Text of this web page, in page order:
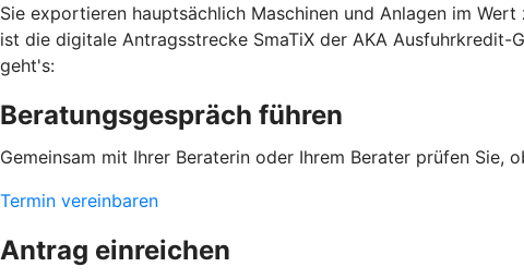
Sie exportieren hauptsächlich Maschinen und Anlagen im
ist die digitale Antragsstrecke SmaTiX der AKA
geht's:
Beratungsgespräch führen
Gemeinsam mit Ihrer Beraterin oder Ihrem Berater prüfen
Termin vereinbaren
Antrag einreichen